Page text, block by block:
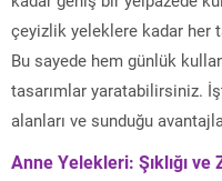
çeyizlik yeleklere kadar her
Bu sayede hem günlük
tasarımlar yaratabilirsiniz.
alanları ve sunduğu
Anne Yelekleri: Şıklığı